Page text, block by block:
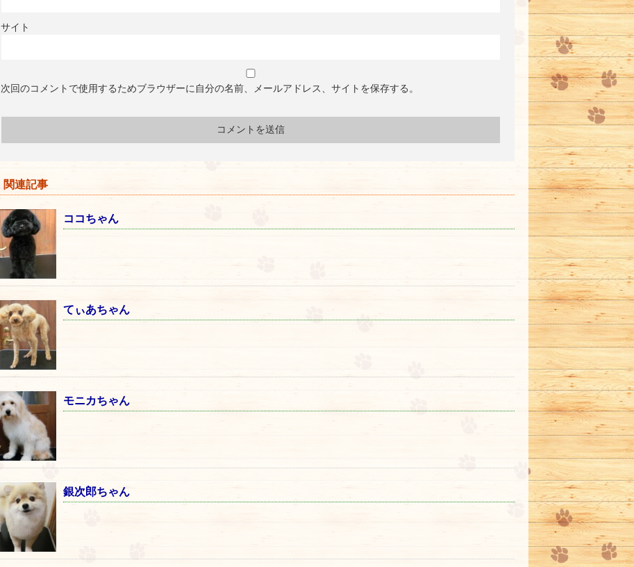
サイト
次回のコメントで使用するためブラウザーに自分の名前、メールアドレス、サイトを保存する。
関連記事
ココちゃん
てぃあちゃん
モニカちゃん
銀次郎ちゃん